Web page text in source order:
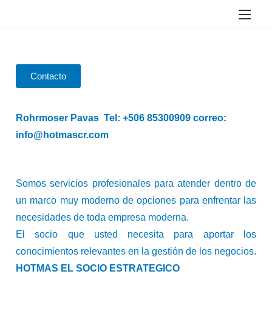
Contacto
Rohrmoser Pavas Tel: +506 85300909 correo:
info@hotmascr.com
Somos servicios profesionales para atender dentro de
un marco muy moderno de opciones para enfrentar las
necesidades de toda empresa moderna.
El socio que usted necesita para aportar los
conocimientos relevantes en la gestión de los negocios.
HOTMAS EL SOCIO ESTRATEGICO